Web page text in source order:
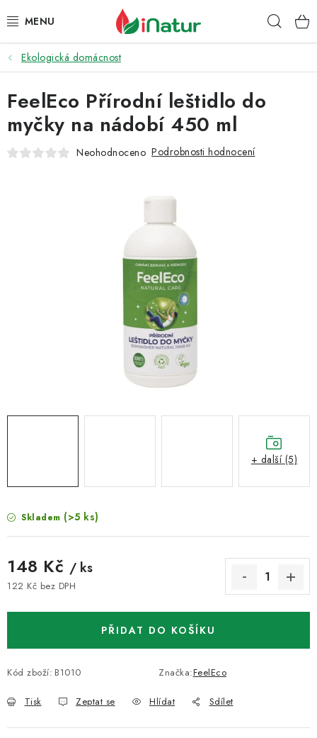
na
POTRAVINY
OŘECHY A SUŠENÉ PLODY
SNACKY
Ekologická domácnost
Skladem (>5 ks)
148 Kč / ks
122 Kč bez DPH
PŘIDAT DO KOŠÍKU
Kód zboží: B1010 Značka:FeelEco
Tisk Zeptat se Hlídat Sdílet
FeelEco Přírodní leštidlo do
myčky na nádobí 450 ml
Neohodnoceno Podrobnosti hodnocení
+ další (5)